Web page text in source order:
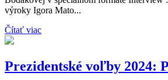
výroky Igora Mato...
Čítať viac
Prezidentské voľby 2024: